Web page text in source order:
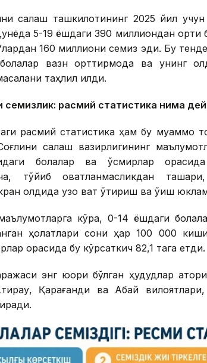
сақлаш ташкилотининг 2025 йил
5-19 ёшдаги 390 миллиондан ортиқ
160 миллиони семиз эди. Бу
вазн орттирмоқда ва унинг
таҳлил қилди.
семизлик: расмий статистика нима
расмий статистика ҳам бу муаммо
сақлаш вазирлигининг
болалар ва ўсмирлар орасида
тўйиб овқатланмасликдан
олдида узоқ вақт ўтириш ва ўқиш
кўра, 0-14 ёшдаги
ҳолатлари сони ҳар 100 000
орасида бу кўрсаткич 82,1 тага етди.
энг юқори бўлган ҳудудлар
Қарағанди ва Абай